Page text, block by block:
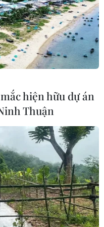
'trái
hiện hữu dự án
Thuận